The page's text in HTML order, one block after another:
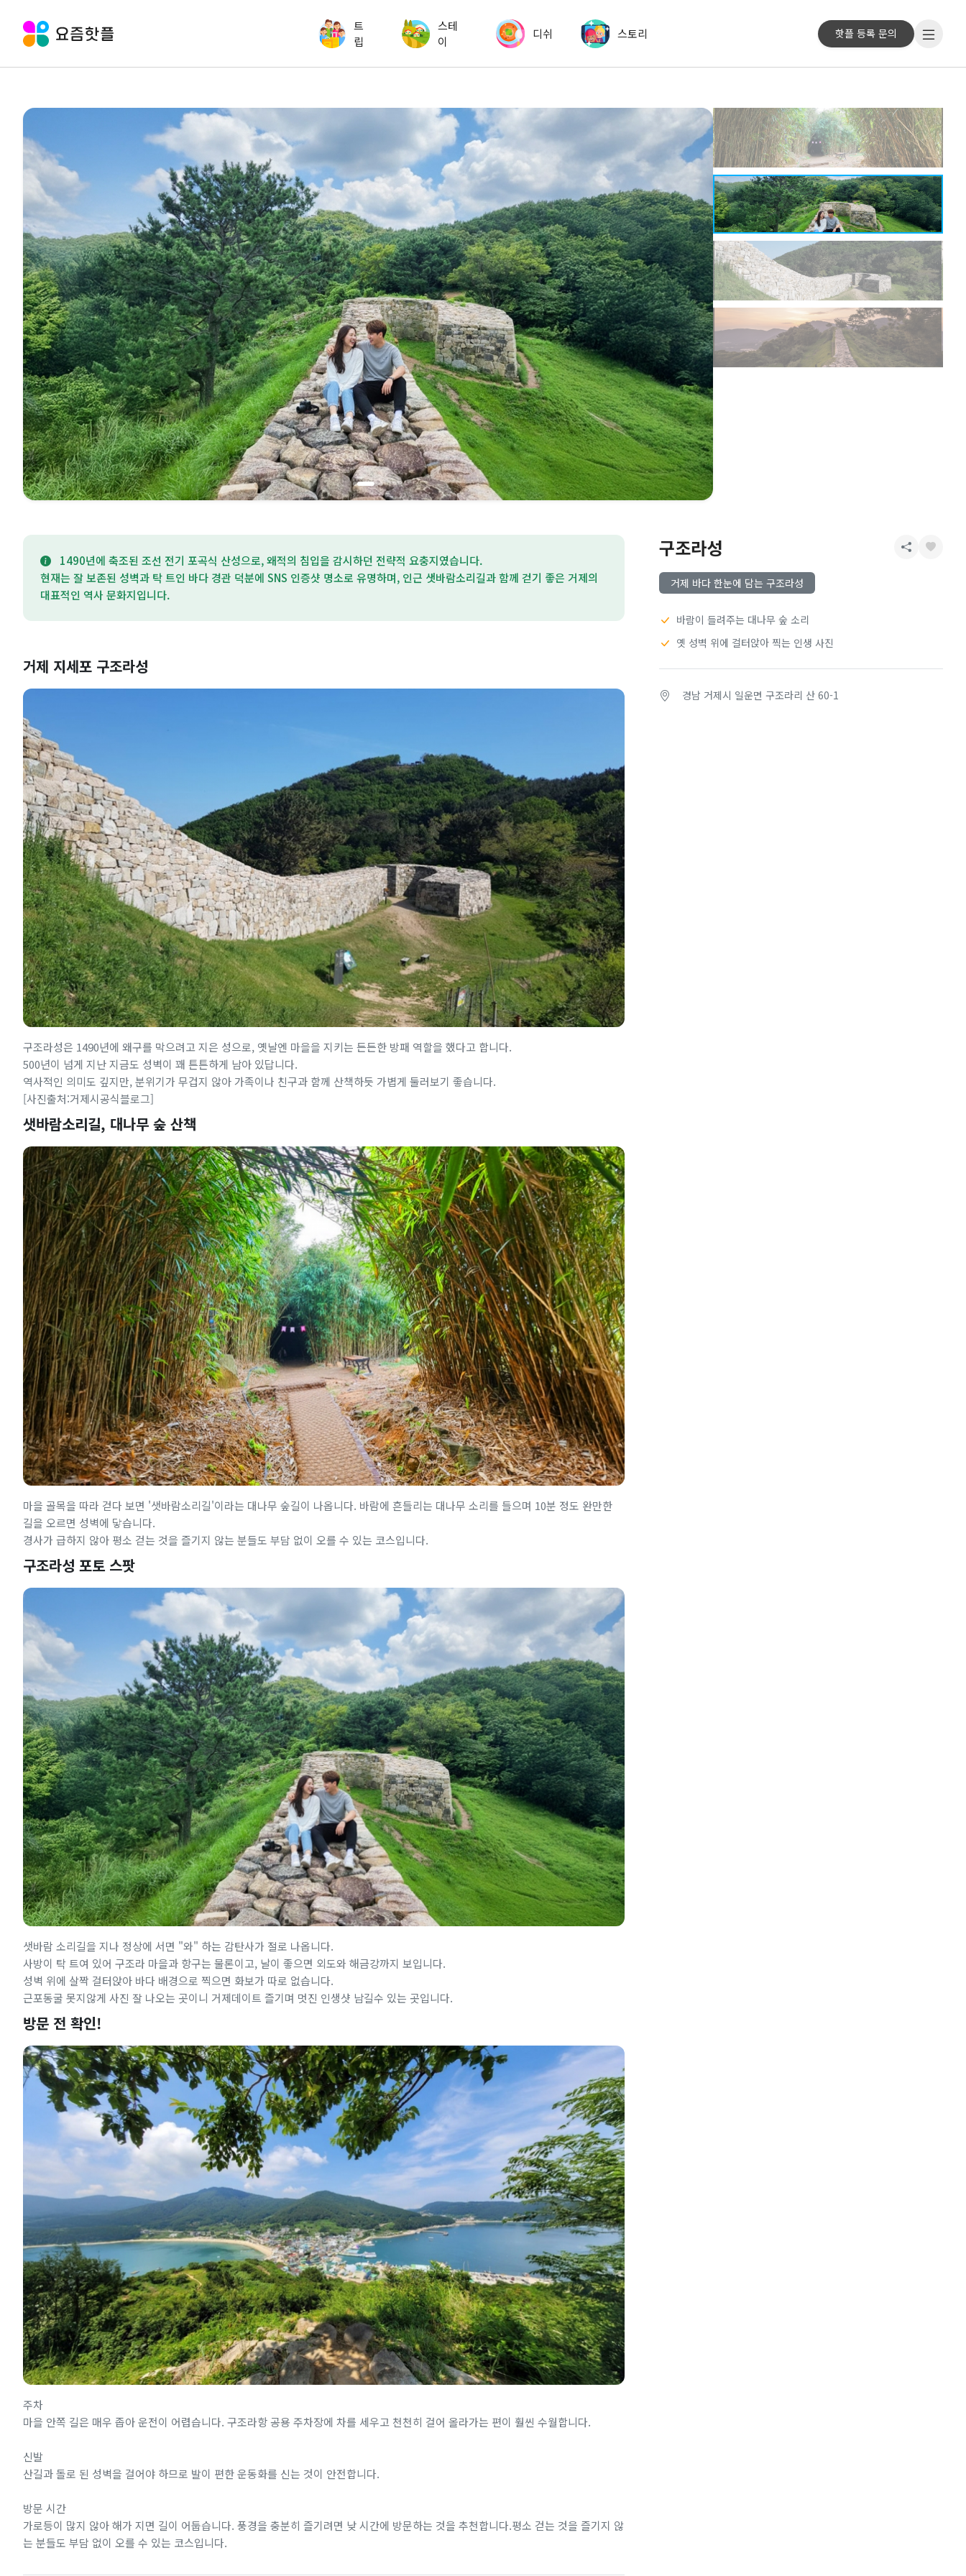
트
립
스테
이
디쉬 스토리 핫플 등록
1490년에 축조된 조선 전기 포곡식 산성으로, 왜적의 침입을 감시하던 전략적 요충지였습니다.
현재는 잘 보존된 성벽과 탁 트인 바다 경관 덕분에 SNS 인증샷 명소로 유명하며, 인근 샛바람소리길과 함께 걷기 좋은 거제의
대표적인 역사 문화지입니다.
거제 지세포 구조라성
구조라성은 1490년에 왜구를 막으려고 지은 성으로, 옛날엔 마을을 지키는 든든한 방패 역할을 했다고 합니다.
500년이 넘게 지난 지금도 성벽이 꽤 튼튼하게 남아 있답니다.
역사적인 의미도 깊지만, 분위기가 무겁지 않아 가족이나 친구과 함께 산책하듯 가볍게 둘러보기 좋습니다.
[사진출처:거제시공식블로그]
샛바람소리길, 대나무 숲 산책
마을 골목을 따라 걷다 보면 '샛바람소리길'이라는 대나무 숲길이 나옵니다. 바람에 흔들리는 대나무 소리를 들으며 10분 정도 완만한
길을 오르면 성벽에 닿습니다.
경사가 급하지 않아 평소 걷는 것을 즐기지 않는 분들도 부담 없이 오를 수 있는 코스입니다.
구조라성 포토 스팟
샛바람 소리길을 지나 정상에 서면 "와" 하는 감탄사가 절로 나옵니다.
사방이 탁 트여 있어 구조라 마을과 항구는 물론이고, 날이 좋으면 외도와 해금강까지 보입니다.
성벽 위에 살짝 걸터앉아 바다 배경으로 찍으면 화보가 따로 없습니다.
근포동굴 못지않게 사진 잘 나오는 곳이니 거제데이트 즐기며 멋진 인생샷 남길수 있는 곳입니다.
방문 전 확인!
주차
마을 안쪽 길은 매우 좁아 운전이 어렵습니다. 구조라항 공용 주차장에 차를 세우고 천천히 걸어 올라가는 편이 훨씬 수월합니다.
신발
산길과 돌로 된 성벽을 걸어야 하므로 발이 편한 운동화를 신는 것이 안전합니다.
방문 시간
가로등이 많지 않아 해가 지면 길이 어둡습니다. 풍경을 충분히 즐기려면 낮 시간에 방문하는 것을 추천합니다.평소 걷는 것을 즐기지 않
는 분들도 부담 없이 오를 수 있는 코스입니다.
구조라성
거제 바다 한눈에 담는 구조라성
바람이 들려주는 대나무 숲 소리
옛 성벽 위에 걸터앉아 찍는 인생 사진
경남 거제시 일운면 구조라리 산 60-1